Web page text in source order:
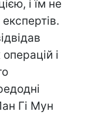
і їм не
і
Гі Мун